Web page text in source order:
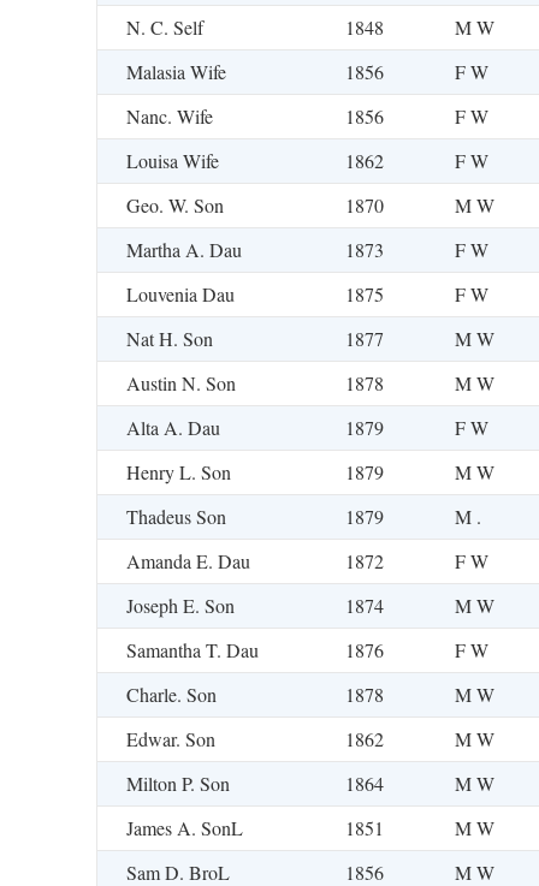
N. C. Self
1848
M W
Malasia Wife
1856
F W
Nanc. Wife
1856
F W
Louisa Wife
1862
F W
Geo. W. Son
1870
M W
Martha A. Dau
1873
F W
Louvenia Dau
1875
F W
Nat H. Son
1877
M W
Austin N. Son
1878
M W
Alta A. Dau
1879
F W
Henry L. Son
1879
M W
Thadeus Son
1879
M .
Amanda E. Dau
1872
F W
Joseph E. Son
1874
M W
Samantha T. Dau
1876
F W
Charle. Son
1878
M W
Edwar. Son
1862
M W
Milton P. Son
1864
M W
James A. SonL
1851
M W
Sam D. BroL
1856
M W